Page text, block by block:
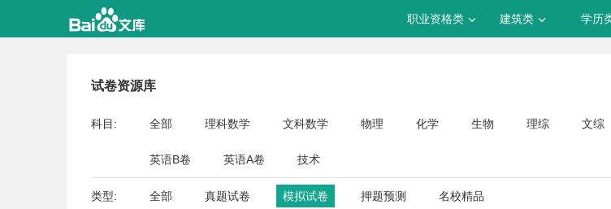
职业资格类 建筑类 学历
试卷资源库
科目: 全部 理科数学 文科数学 物理 化学 生物 理综 文综
英语B卷 英语A卷 技术
类型: 全部 真题试卷 模拟试卷 押题预测 名校精品